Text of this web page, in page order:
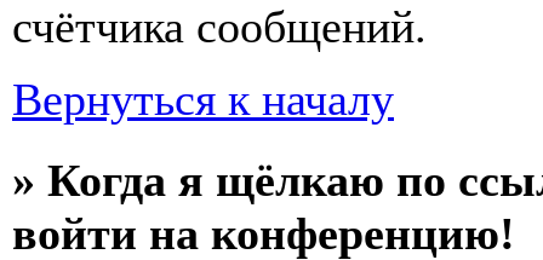
счётчика сообщений.
Вернуться к началу
» Когда я щёлкаю по
войти на конференцию!